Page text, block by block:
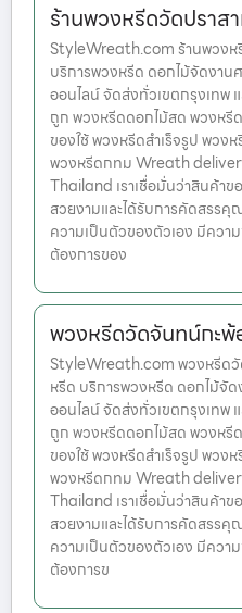
ร้านพวงหรีดวัดปราส
StyleWreath.com ร้านพวงห
บริการพวงหรีด ดอกไม้จัดงาน
ออนไลน์ จัดส่งทั่วเขตกรุงเทพ
ถูก พวงหรีดดอกไม้สด พวงห
ของใช้ พวงหรีดสำเร็จรูป พว
พวงหรีดกทม Wreath
Thailand เราเชื่อมั่นว่าสินค้า
สวยงามและได้รับการคัดสรร
ความเป็นตัวของตัวเอง มีควา
ต้องการของ
พวงหรีดวัดจันทน์กะพ้
StyleWreath.com พวงหรีด
หรีด บริการพวงหรีด ดอกไม้จั
ออนไลน์ จัดส่งทั่วเขตกรุงเทพ
ถูก พวงหรีดดอกไม้สด พวงห
ของใช้ พวงหรีดสำเร็จรูป พว
พวงหรีดกทม Wreath
Thailand เราเชื่อมั่นว่าสินค้า
สวยงามและได้รับการคัดสรร
ความเป็นตัวของตัวเอง มีควา
ต้องการข